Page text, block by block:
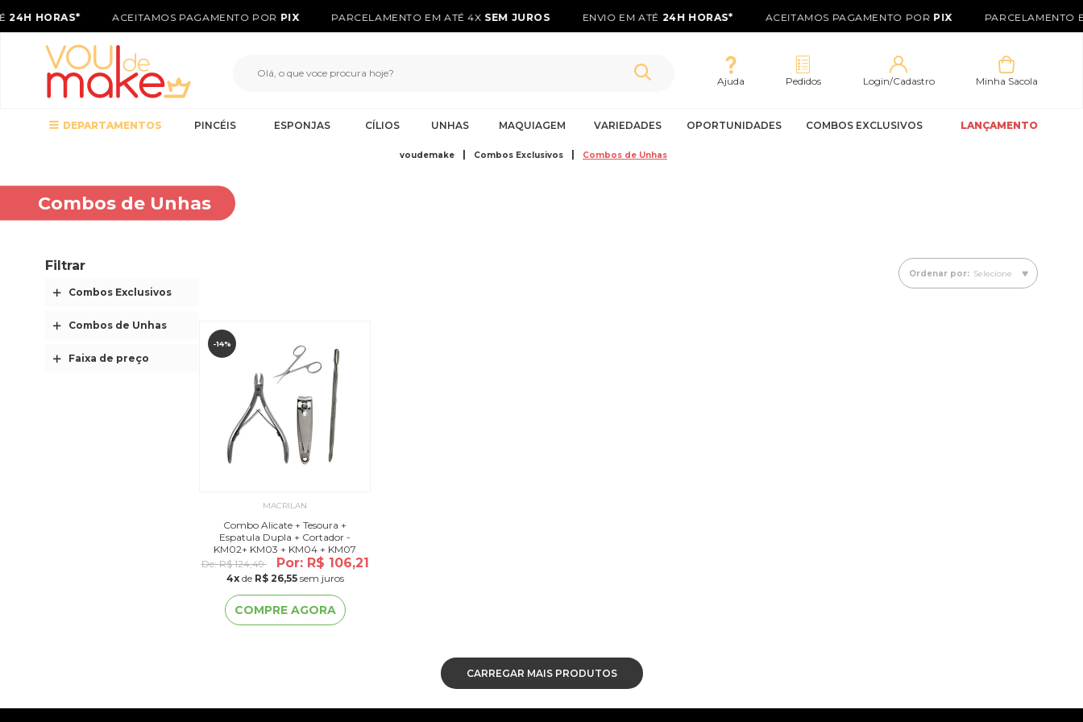
24H HORAS* ACEITAMOS PAGAMENTO PORPIX PARCELAMENTO EM ATÉ 4XSEM JUROS ENVIO EM ATÉ24H HORAS* ACEITAMOS PAGAMENTO PORPIX PARCELAMENTO
Ajuda Pedidos Login/Cadastro Minha Sacola
DEPARTAMENTOS PINCÉIS ESPONJAS CÍLIOS UNHAS MAQUIAGEM VARIEDADES OPORTUNIDADES COMBOS EXCLUSIVOS LANÇAMENTO
voudemake Combos Exclusivos Combos de Unhas
Combos de Unhas
Filtrar
Faixa de preço
Ordenar por: Selecione
-14%
MACRILAN
Combo Alicate + Tesoura +
Espatula Dupla + Cortador -
KM02+ KM03 + KM04 + KM07
De:R$ 124,49 Por: R$ 106,21
4xde R$ 26,55sem juros
COMPRE AGORA
CARREGAR MAIS PRODUTOS